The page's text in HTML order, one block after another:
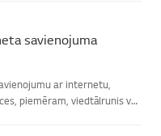
savienojuma
ar internetu,
piemēram, viedtālrunis vai